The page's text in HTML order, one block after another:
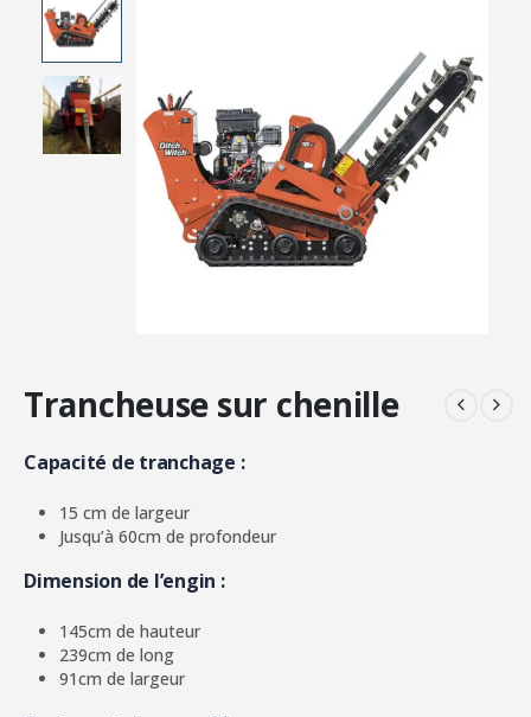
Trancheuse sur chenille
Capacité de tranchage :
15 cm de largeur
Jusqu’à 60cm de profondeur
Dimension de l’engin :
145cm de hauteur
239cm de long
91cm de largeur